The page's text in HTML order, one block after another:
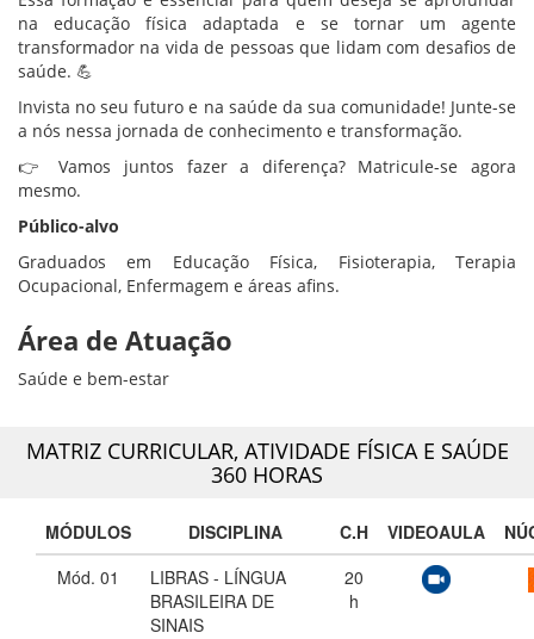
na educação física adaptada e se tornar um agente
transformador na vida de pessoas que lidam com desafios de
saúde. 💪
Invista no seu futuro e na saúde da sua comunidade! Junte-se
a nós nessa jornada de conhecimento e transformação.
👉 Vamos juntos fazer a diferença? Matricule-se agora
mesmo.
Público-alvo
Graduados em Educação Física, Fisioterapia, Terapia
Ocupacional, Enfermagem e áreas afins.
Área de Atuação
Saúde e bem-estar
MATRIZ CURRICULAR, ATIVIDADE FÍSICA E SAÚDE
360 HORAS
MÓDULOS DISCIPLINA C.H VIDEOAULA
Mód. 01
LIBRAS - LÍNGUA
BRASILEIRA DE
SINAIS
20
h